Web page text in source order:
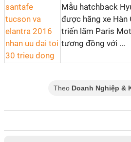
Mẫu hatchback
được hãng xe Hàn
triển lãm Paris
tương đồng với ...
Theo Doanh Nghiệp &